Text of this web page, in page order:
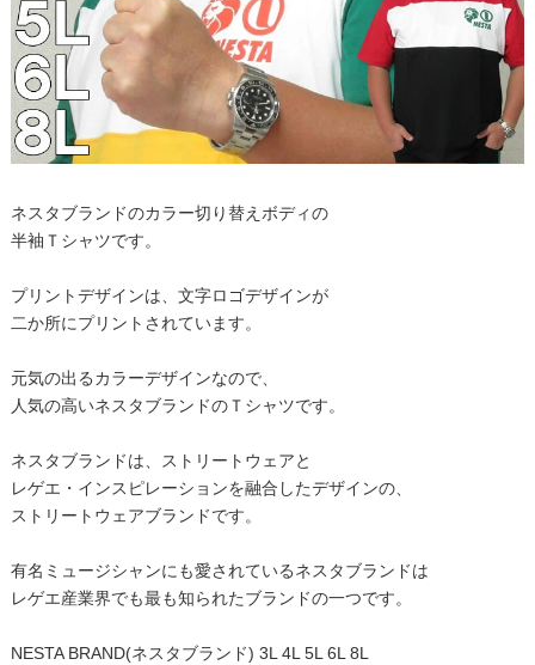
ネスタブランドのカラー切り替えボディの
半袖Ｔシャツです。
プリントデザインは、文字ロゴデザインが
二か所にプリントされています。
元気の出るカラーデザインなので、
人気の高いネスタブランドのＴシャツです。
ネスタブランドは、ストリートウェアと
レゲエ・インスピレーションを融合したデザインの、
ストリートウェアブランドです。
有名ミュージシャンにも愛されているネスタブランドは
レゲエ産業界でも最も知られたブランドの一つです。
NESTA BRAND(ネスタブランド) 3L 4L 5L 6L 8L